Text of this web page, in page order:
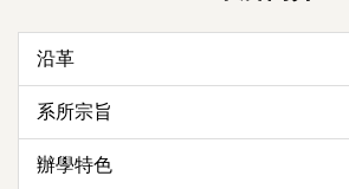
沿革
系所宗旨
辦學特色